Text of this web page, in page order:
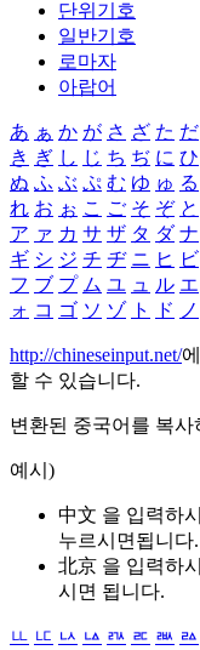
단위기호
일반기호
로마자
아랍어
あ ぁ か が さ ざ た だ
き ぎ し じ ち ぢ に ひ
ぬ ふ ぶ ぷ む ゆ ゅ る
れ お ぉ こ ご そ ぞ と
ア ァ カ サ ザ タ ダ ナ
ギ シ ジ チ ヂ ニ ヒ ビ
フ ブ プ ム ユ ュ ル エ
ォ コ ゴ ソ ゾ ト ド ノ
http://chineseinput.net/
할 수 있습니다.
변환된 중국어를 복
예시)
中文 을 입력하
누르시면됩니다.
北京 을 입력하
시면 됩니다.
ㅥ ㅦ ㅧ ㅨ ㅩ ㅪ ㅫ ㅬ